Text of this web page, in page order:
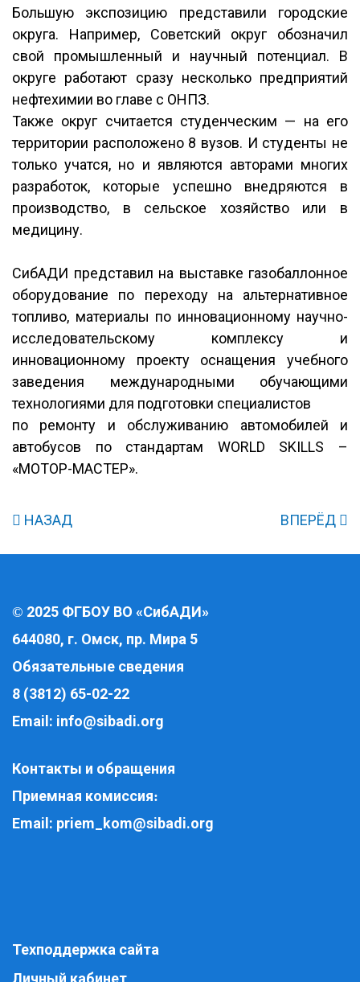
Большую экспозицию представили городские
округа. Например, Советский округ обозначил
свой промышленный и научный потенциал. В
округе работают сразу несколько предприятий
нефтехимии во главе с ОНПЗ.
Также округ считается студенческим — на его
территории расположено 8 вузов. И студенты не
только учатся, но и являются авторами многих
разработок, которые успешно внедряются в
производство, в сельское хозяйство или в
медицину.
СибАДИ представил на выставке газобаллонное
оборудование по переходу на альтернативное
топливо, материалы по инновационному научно-
исследовательскому комплексу и
инновационному проекту оснащения учебного
заведения международными обучающими
технологиями для подготовки специалистов
по ремонту и обслуживанию автомобилей и
автобусов по стандартам WORLD SKILLS –
«МОТОР-МАСТЕР».
НАЗАД ВПЕРЁД
© 2025 ФГБОУ ВО «СибАДИ»
644080, г. Омск, пр. Мира 5
Обязательные сведения
8 (3812) 65-02-22
Email: info@sibadi.org
Контакты и обращения
Приемная комиссия:
Email: priem_kom@sibadi.org
Техподдержка сайта
Личный кабинет